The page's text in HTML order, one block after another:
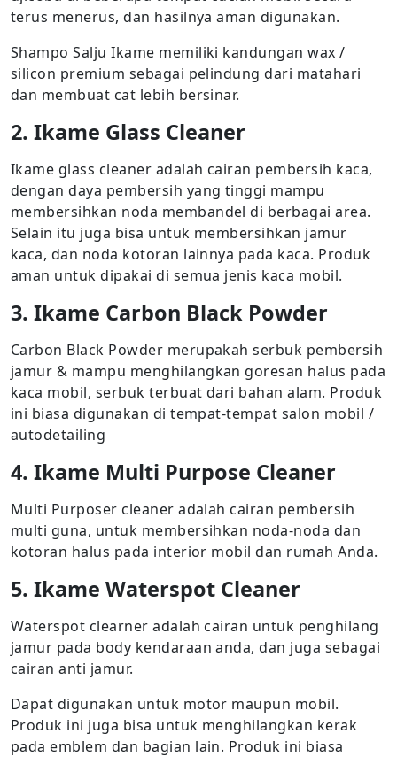
terus menerus, dan hasilnya aman digunakan.
Shampo Salju Ikame memiliki kandungan wax /
silicon premium sebagai pelindung dari matahari
dan membuat cat lebih bersinar.
2. Ikame Glass Cleaner
Ikame glass cleaner adalah cairan pembersih kaca,
dengan daya pembersih yang tinggi mampu
membersihkan noda membandel di berbagai area.
Selain itu juga bisa untuk membersihkan jamur
kaca, dan noda kotoran lainnya pada kaca. Produk
aman untuk dipakai di semua jenis kaca mobil.
3. Ikame Carbon Black Powder
Carbon Black Powder merupakah serbuk pembersih
jamur & mampu menghilangkan goresan halus pada
kaca mobil, serbuk terbuat dari bahan alam. Produk
ini biasa digunakan di tempat-tempat salon mobil /
autodetailing
4. Ikame Multi Purpose Cleaner
Multi Purposer cleaner adalah cairan pembersih
multi guna, untuk membersihkan noda-noda dan
kotoran halus pada interior mobil dan rumah Anda.
5. Ikame Waterspot Cleaner
Waterspot clearner adalah cairan untuk penghilang
jamur pada body kendaraan anda, dan juga sebagai
cairan anti jamur.
Dapat digunakan untuk motor maupun mobil.
Produk ini juga bisa untuk menghilangkan kerak
pada emblem dan bagian lain. Produk ini biasa